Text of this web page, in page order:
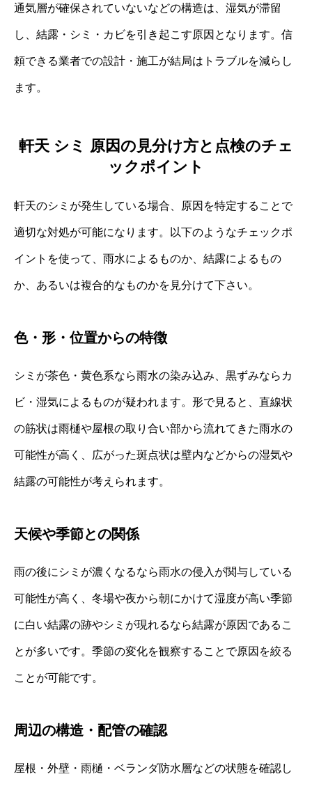
通気層が確保されていないなどの構造は、湿気が滞留
し、結露・シミ・カビを引き起こす原因となります。信
頼できる業者での設計・施工が結局はトラブルを減らし
ます。
軒天 シミ 原因の見分け方と点検のチェ
ックポイント
軒天のシミが発生している場合、原因を特定することで
適切な対処が可能になります。以下のようなチェックポ
イントを使って、雨水によるものか、結露によるもの
か、あるいは複合的なものかを見分けて下さい。
色・形・位置からの特徴
シミが茶色・黄色系なら雨水の染み込み、黒ずみならカ
ビ・湿気によるものが疑われます。形で見ると、直線状
の筋状は雨樋や屋根の取り合い部から流れてきた雨水の
可能性が高く、広がった斑点状は壁内などからの湿気や
結露の可能性が考えられます。
天候や季節との関係
雨の後にシミが濃くなるなら雨水の侵入が関与している
可能性が高く、冬場や夜から朝にかけて湿度が高い季節
に白い結露の跡やシミが現れるなら結露が原因であるこ
とが多いです。季節の変化を観察することで原因を絞る
ことが可能です。
周辺の構造・配管の確認
屋根・外壁・雨樋・ベランダ防水層などの状態を確認し